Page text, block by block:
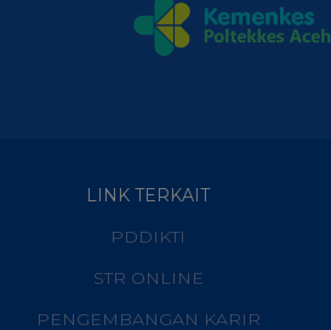
LINK TERKAIT
PDDIKTI
STR ONLINE
PENGEMBANGAN KARIR